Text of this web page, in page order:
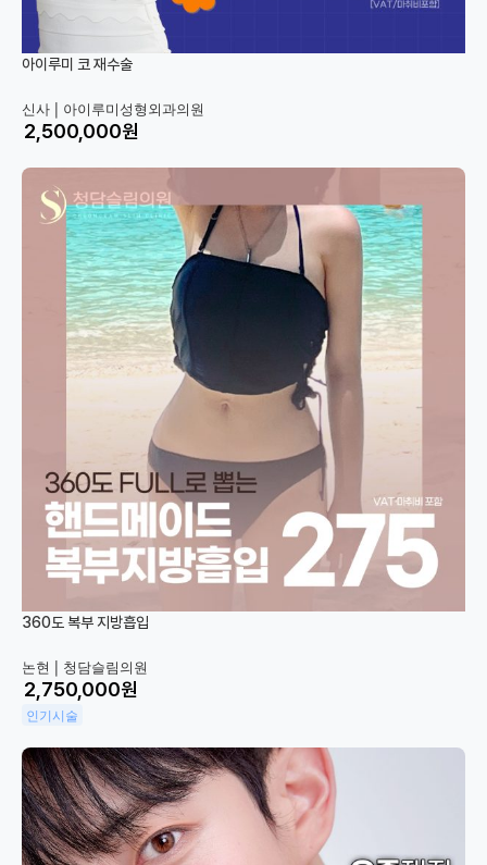
아이루미 코 재수술
신사 | 아이루미성형외과의원
원
360도 복부 지방흡입
논현 | 청담슬림의원
원
인기시술